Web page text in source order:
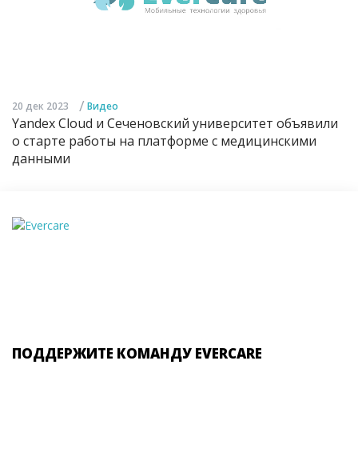
20 дек 2023 / Видео
Yandex Cloud и Сеченовский университет объявили
о старте работы на платформе с медицинскими
данными
ПОДДЕРЖИТЕ КОМАНДУ EVERCARE